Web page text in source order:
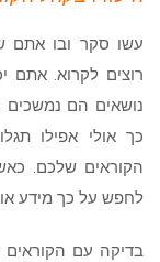
עשו סקר ובו אתם
רוצים לקרוא. אתם
נושאים הם נמשכים
כך אולי אפילו
הקוראים שלכם.
לחפש על כך מידע
בדיקה עם הקוראים